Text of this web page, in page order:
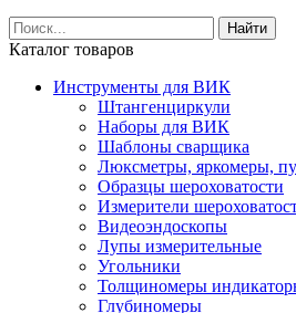
Найти
Каталог товаров
Инструменты для ВИК
Штангенциркули
Наборы для ВИК
Шаблоны сварщика
Люксметры, яркомеры,
Образцы шероховатости
Измерители
Видеоэндоскопы
Лупы измерительные
Угольники
Толщиномеры
Глубиномеры